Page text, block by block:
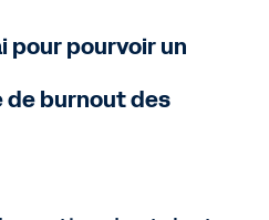
pour pourvoir un
burnout des